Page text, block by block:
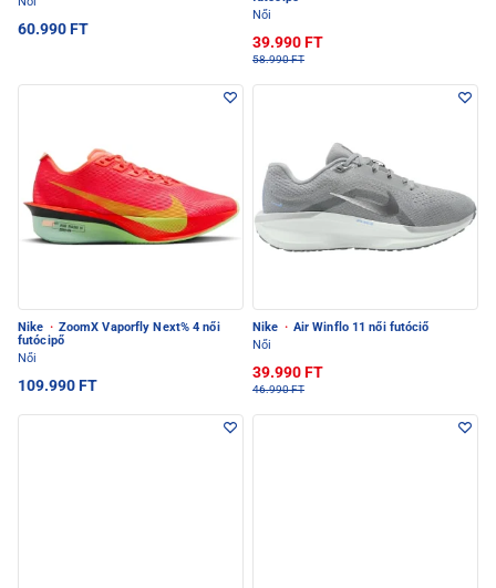
60.990 FT
Női
39.990 FT
58.990 FT
Nike · ZoomX Vaporfly Next% 4 női
futócipő
Női
109.990 FT
Nike · Air Winflo 11 női futóciő
Női
39.990 FT
46.990 FT